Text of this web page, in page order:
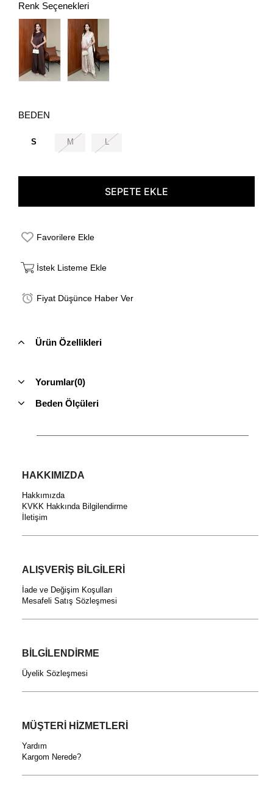
Renk Seçenekleri
BEDEN
S M L
Favorilere Ekle
İstek Listeme Ekle
Fiyat Düşünce Haber Ver
Ürün Özellikleri
Yorumlar(0)
Beden Ölçüleri
HAKKIMIZDA
Hakkımızda
KVKK Hakkında Bilgilendirme
İletişim
ALIŞVERİŞ BİLGİLERİ
İade ve Değişim Koşulları
Mesafeli Satış Sözleşmesi
BİLGİLENDİRME
Üyelik Sözleşmesi
MÜŞTERİ HİZMETLERİ
Yardım
Kargom Nerede?